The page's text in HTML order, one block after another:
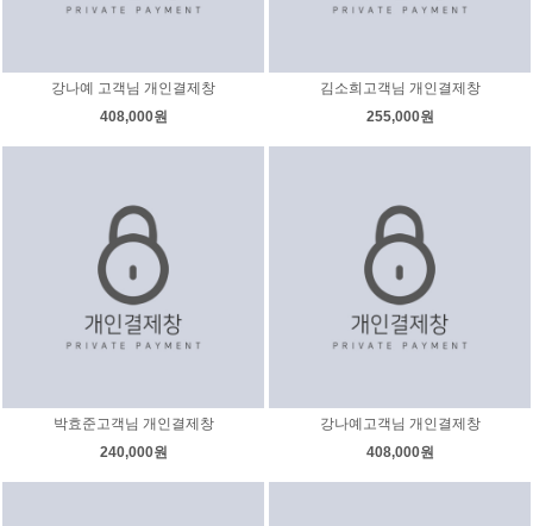
강나예 고객님 개인결제창
408,000원
김소희고객님 개인결제창
255,000원
박효준고객님 개인결제창
240,000원
강나예고객님 개인결제창
408,000원